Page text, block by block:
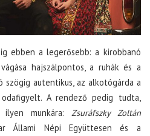
ebben a legerősebb: a kirobbanó
hajszálpontos, a ruhák és a
autentikus, az alkotógárda a
A rendező pedig tudta,
munkára: Zsuráfszky Zoltán
Állami Népi Együttesen és a